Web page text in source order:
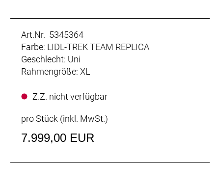
Art.Nr. 5345364
Farbe: LIDL-TREK TEAM REPLICA
Geschlecht: Uni
Rahmengröße: XL
Z.Z. nicht verfügbar
pro Stück (inkl. MwSt.)
7.999,00 EUR